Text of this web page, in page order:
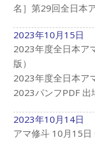
名］第29回全日本
2023年10月15日
2023年度全日本ア
版）
2023年度全日本ア
2023パンフPDF 出
2023年10月14日
アマ修斗 10月15日